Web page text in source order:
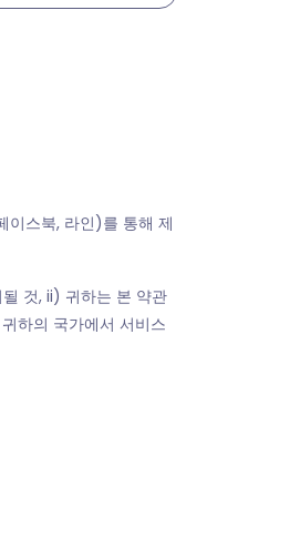
이스북, 라인)를 통해 제
것, ii) 귀하는 본 약관
하의 국가에서 서비스